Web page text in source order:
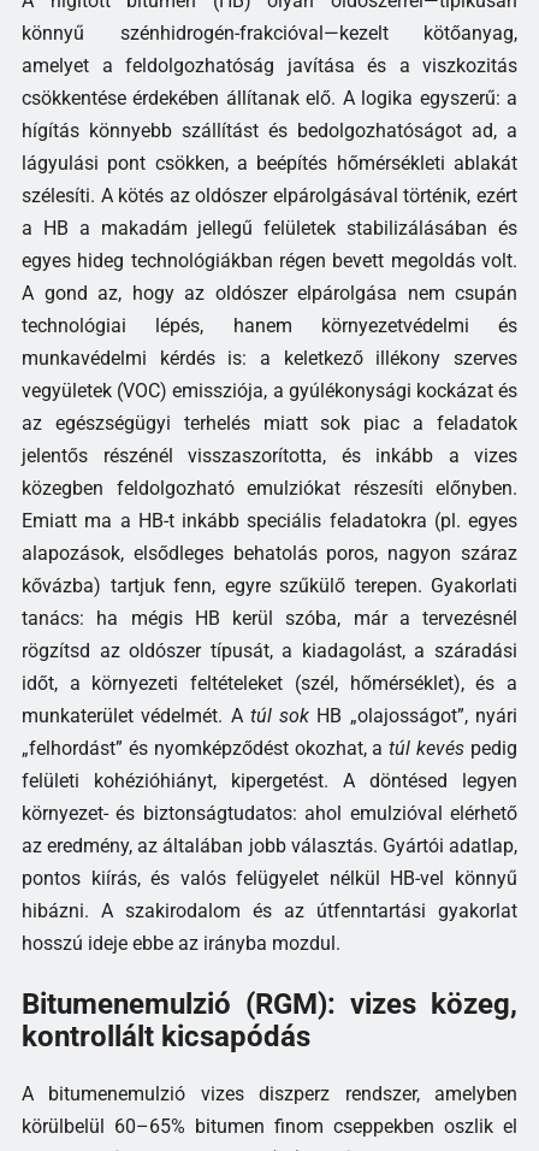
könnyű szénhidrogén-frakcióval—kezelt kötőanyag,
amelyet a feldolgozhatóság javítása és a viszkozitás
csökkentése érdekében állítanak elő. A logika egyszerű: a
hígítás könnyebb szállítást és bedolgozhatóságot ad, a
lágyulási pont csökken, a beépítés hőmérsékleti ablakát
szélesíti. A kötés az oldószer elpárolgásával történik, ezért
a HB a makadám jellegű felületek stabilizálásában és
egyes hideg technológiákban régen bevett megoldás volt.
A gond az, hogy az oldószer elpárolgása nem csupán
technológiai lépés, hanem környezetvédelmi és
munkavédelmi kérdés is: a keletkező illékony szerves
vegyületek (VOC) emissziója, a gyúlékonysági kockázat és
az egészségügyi terhelés miatt sok piac a feladatok
jelentős részénél visszaszorította, és inkább a vizes
közegben feldolgozható emulziókat részesíti előnyben.
Emiatt ma a HB-t inkább speciális feladatokra (pl. egyes
alapozások, elsődleges behatolás poros, nagyon száraz
kővázba) tartjuk fenn, egyre szűkülő terepen. Gyakorlati
tanács: ha mégis HB kerül szóba, már a tervezésnél
rögzítsd az oldószer típusát, a kiadagolást, a száradási
időt, a környezeti feltételeket (szél, hőmérséklet), és a
munkaterület védelmét. A túl sok HB „olajosságot”, nyári
„felhordást” és nyomképződést okozhat, atúl kevés pedig
felületi kohézióhiányt, kipergetést. A döntésed legyen
környezet- és biztonságtudatos: ahol emulzióval elérhető
az eredmény, az általában jobb választás. Gyártói adatlap,
pontos kiírás, és valós felügyelet nélkül HB-vel könnyű
hibázni. A szakirodalom és az útfenntartási gyakorlat
hosszú ideje ebbe az irányba mozdul.
Bitumenemulzió (RGM): vizes közeg,
kontrollált kicsapódás
A bitumenemulzió vizes diszperz rendszer, amelyben
körülbelül 60–65% bitumen finom cseppekben oszlik el